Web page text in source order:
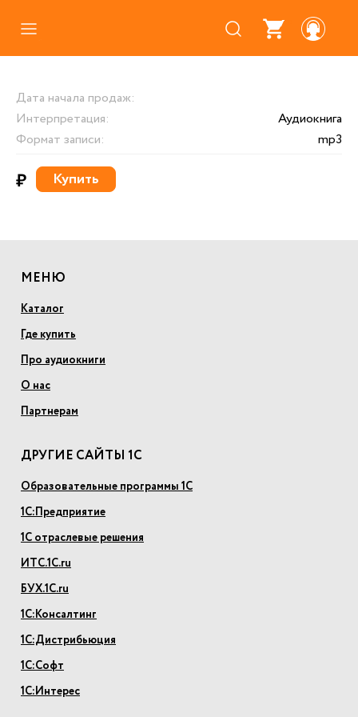
Где купить
Про аудиокниги
О нас
Дата начала продаж:
Интерпретация:
Аудиокнига
Формат записи:
mp3
₽ Купить
МЕНЮ
Каталог
Где купить
Про аудиокниги
О нас
Партнерам
ДРУГИЕ САЙТЫ 1С
Образовательные программы 1С
1С:Предприятие
1С отраслевые решения
ИТС.1С.ru
БУХ.1С.ru
1С:Консалтинг
1С:Дистрибьюция
1С:Софт
1С:Интерес